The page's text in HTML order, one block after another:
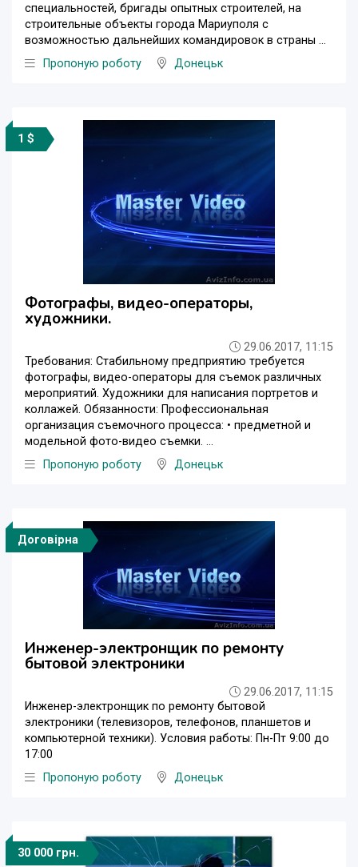
специальностей, бригады опытных строителей, на
строительные объекты города Мариуполя с
возможностью дальнейших командировок в страны ...
Пропоную роботу
Донецьк
1 $
Фотографы, видео-операторы,
художники.
29.06.2017, 11:15
Требования: Стабильному предприятию требуется
фотографы, видео-операторы для съемок различных
мероприятий. Художники для написания портретов и
коллажей. Обязанности: Профессиональная
организация съемочного процесса: • предметной и
модельной фото-видео съемки. ...
Пропоную роботу
Донецьк
Договірна
Инженер-электронщик по ремонту
бытовой электроники
29.06.2017, 11:15
Инженер-электронщик по ремонту бытовой
электроники (телевизоров, телефонов, планшетов и
компьютерной техники). Условия работы: Пн-Пт 9:00 до
17:00
Пропоную роботу
Донецьк
30 000 грн.